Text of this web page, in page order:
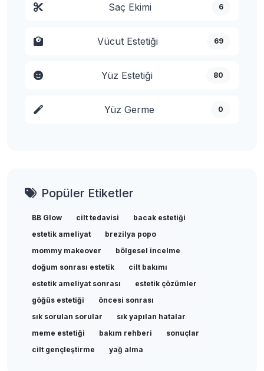
Saç Ekimi 6
Vücut Estetiği 69
Yüz Estetiği 80
Yüz Germe 0
Popüler Etiketler
BB Glow cilt tedavisi
bacak estetiği
estetik ameliyat
brezilya popo
mommy makeover
bölgesel incelme
doğum sonrası estetik
cilt bakımı
estetik ameliyat sonrası
estetik çözümler
göğüs estetiği
öncesi sonrası
sık sorulan sorular
sık yapılan hatalar
meme estetiği
bakım rehberi
sonuçlar
cilt gençleştirme
yağ alma